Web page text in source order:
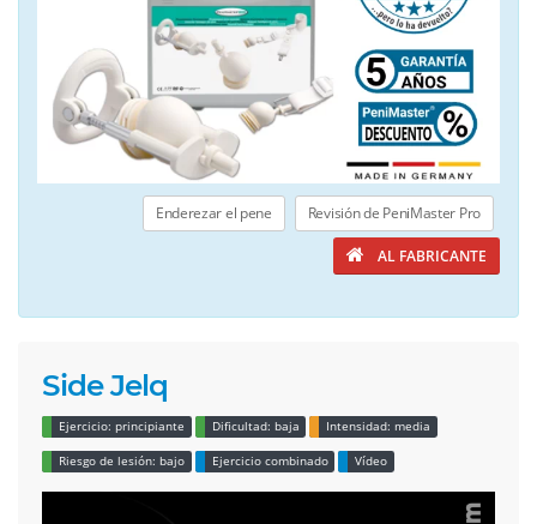
Enderezar el pene Revisión de PeniMaster Pro
AL FABRICANTE
Side Jelq
Ejercicio: principiante Dificultad: baja Intensidad: media
Riesgo de lesión: bajo Ejercicio combinado Vídeo